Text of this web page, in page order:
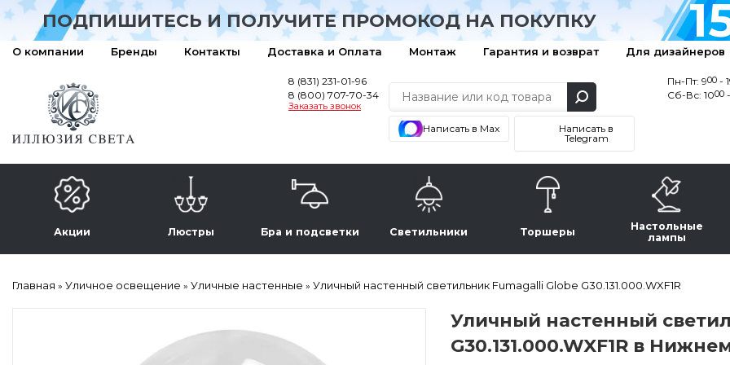
ПОДПИШИТЕСЬ И ПОЛУЧИТЕ ПРОМОКОД НА ПОКУПКУ
О компании Бренды Контакты Доставка и Оплата Монтаж Гарантия и возврат Для дизайнеров
8 (831) 231-01-96
8 (800) 707-70-34
Заказать звонок
Написать в Max
Написать в
Telegram
Пн-Пт: 900 -
Сб-Вс: 1000
Акции Люстры Бра и подсветки Светильники Торшеры
Настольные
лампы
Главная » Уличное освещение » Уличные настенные » Уличный настенный светильник Fumagalli Globe G30.131.000.WXF1R
Уличный настенный
G30.131.000.WXF1R в